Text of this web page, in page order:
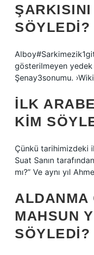
SÖYLEDI?
gösterilmeyen yedek
Şenay3sonumu.
İLK
KIM
Çünkü tarihimizdeki
Suat Sanın
mı?” Ve aynı yıl
ALDANMA
MAHSUN
SÖYLEDI?